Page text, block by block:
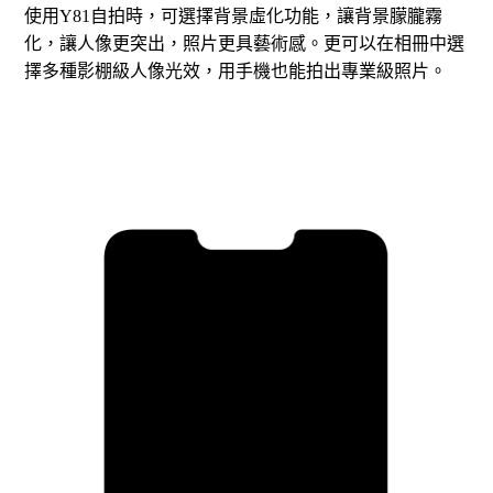
使用Y81自拍時，可選擇背景虛化功能，讓背景朦朧霧
化，讓人像更突出，照片更具藝術感。更可以在相冊中選
擇多種影棚級人像光效，用手機也能拍出專業級照片。